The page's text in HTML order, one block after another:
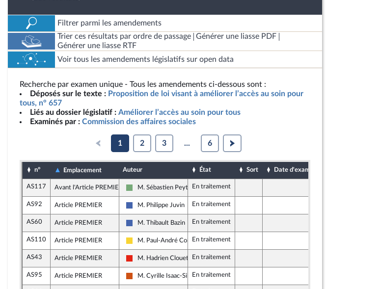
Filtrer parmi les amendements
Trier ces résultats par ordre de passage
Générer une liasse PDF
Générer une liasse RTF
Voir tous les amendements législatifs sur open data
Recherche par examen unique - Tous les amendements ci-dessous sont :
Déposés sur le texte : Proposition de loi visant à améliorer l’accès au soin pour
tous, n° 657
Liés au dossier législatif : Améliorer l’accès au soin pour tous
Examinés par : Commission des affaires sociales
1 2 3 ... 6
n° Emplacement Auteur État Sort Date d'examen
AS117 Avant l'Article PREMIER
Écologiste - NUPES
M. Sébastien PeytavieEn traitement
AS92 Article PREMIER
Les Républicains
M. Philippe Juvin En traitement
AS60 Article PREMIER
Les Républicains
M. Thibault Bazin En traitement
AS110 Article PREMIER
Libertés, Indépendants, Outre-mer et Territoires
M. Paul-André ColombaniEn traitement
AS43 Article PREMIER
La France insoumise - Nouvelle Union Populaire écologique et sociale
M. Hadrien Clouet En traitement
AS95 Article PREMIER
Démocrate (MoDem et Indépendants)
M. Cyrille Isaac-SibilleEn traitement